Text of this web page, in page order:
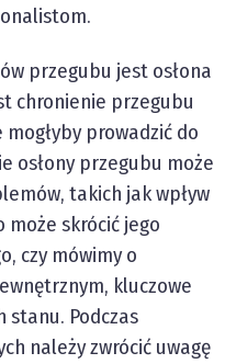
przegubu jest osłona
chronienie przegubu
prowadzić do
osłony przegubu może
takich jak wpływ
może skrócić jego
czy mówimy o
kluczowe
stanu. Podczas
należy zwrócić uwagę